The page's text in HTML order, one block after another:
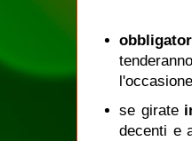
se girate
decenti e